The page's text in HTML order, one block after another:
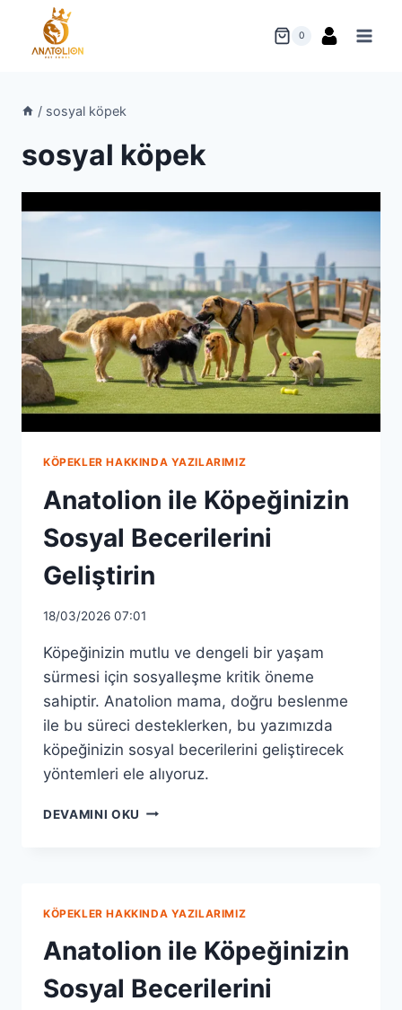
content
0
/ sosyal köpek
sosyal köpek
KÖPEKLER HAKKINDA YAZILARIMIZ
Anatolion ile Köpeğinizin
Sosyal Becerilerini
Geliştirin
18/03/2026 07:01
Köpeğinizin mutlu ve dengeli bir yaşam
sürmesi için sosyalleşme kritik öneme
sahiptir. Anatolion mama, doğru beslenme
ile bu süreci desteklerken, bu yazımızda
köpeğinizin sosyal becerilerini geliştirecek
yöntemleri ele alıyoruz.
DEVAMINI OKU ANATOLION
KÖPEKLER HAKKINDA YAZILARIMIZ
Anatolion ile Köpeğinizin
Sosyal Becerilerini